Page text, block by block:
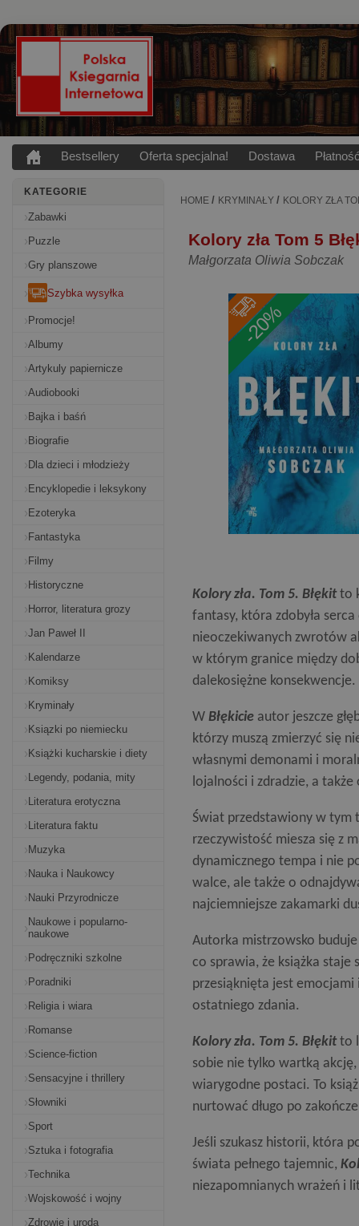
Bestsellery Oferta specjalna! Dostawa
KATEGORIE
Zabawki
Puzzle
Gry planszowe
Szybka wysyłka
Promocje!
Albumy
Artykuly papiernicze
Audiobooki
Bajka i baśń
Biografie
Dla dzieci i młodzieży
Encyklopedie i leksykony
Ezoteryka
Fantastyka
Filmy
Historyczne
Horror, literatura grozy
Jan Paweł II
Kalendarze
Komiksy
Kryminały
Ksiązki po niemiecku
Książki kucharskie i diety
Legendy, podania, mity
Literatura erotyczna
Literatura faktu
Muzyka
Nauka i Naukowcy
Nauki Przyrodnicze
Naukowe i popularno-
naukowe
Podręczniki szkolne
Poradniki
Religia i wiara
Romanse
Science-fiction
Sensacyjne i thrillery
Słowniki
Sport
Sztuka i fotografia
Technika
Wojskowość i wojny
Zdrowie i uroda
HOME / KRYMINAŁY / KOLORY ZŁA
Kolory zła Tom 5
Małgorzata Oliwia Sobczak
-20%
Kolory zła. Tom 5. Błękitto
fantasy, która zdobyła
nieoczekiwanych zwrotów
w którym granice między
dalekosiężne konsekwencje.
W Błękicie autor jeszcze
którzy muszą zmierzyć się
własnymi demonami i
lojalności i zdradzie, a także
Świat przedstawiony w tym
rzeczywistość miesza się z
dynamicznego tempa i nie
walce, ale także o
najciemniejsze zakamarki
Autorka mistrzowsko
co sprawia, że książka
przesiąknięta jest
ostatniego zdania.
Kolory zła. Tom 5. Błękitto
sobie nie tylko wartką
wiarygodne postaci. To
nurtować długo po
Jeśli szukasz historii, która
świata pełnego tajemnic,
niezapomnianych wrażeń i